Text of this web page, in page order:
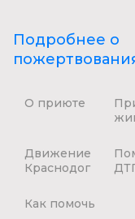
Подробнее о
О приюте
Движение
Краснодог
Как помочь